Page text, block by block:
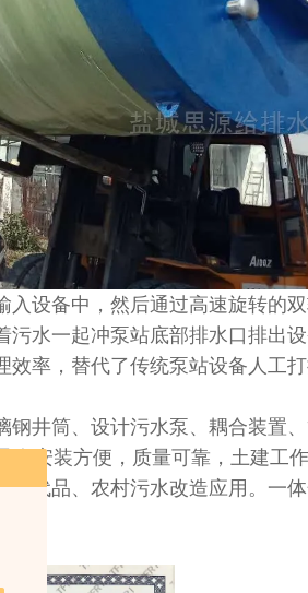
设备中，然后通过高速旋转的
水一起冲泵站底部排水口排出
率，替代了传统泵站设备人工打
钢井筒、设计污水泵、耦合装置
有安装方便，质量可靠，土建工
代品、农村污水改造应用。一